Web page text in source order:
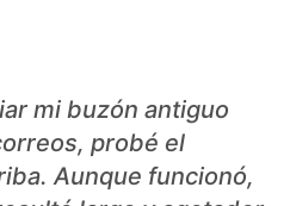
mi buzón antiguo
probé el
Aunque funcionó,